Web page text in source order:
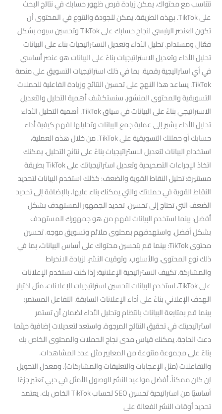
تتناسب مع محتواك. يمكن زيادة فرص ظهور حسابك في نتائج البحث
على TikTok. بهذه الطريقة. يمكن للجودة والتنوع في المحتوى أن
تكون العنصر الرئيسي لنجاح حسابك على TikTok وتحسين سيوه بشكل
فعّال ومستدام. تحليل الأداء وتعديل الاستراتيجيات بناء على البيانات
تحليل الأداء وتعديل الاستراتيجيات بناءً على البيانات هو عنصر أساسي
في أي استراتيجية رقمية. بما في ذلك استراتيجيات التسويق على منصة
TikTok. يساعد هذا النهج على تحسين النتائج وزيادة الفاعلية للحملات
التسويقية والمحتوى المنشور. سنستكشف أهمية التحليل والتعديل
الاستراتيجي بناءً على البيانات في سياق TikTok. أهمية التحليل الأداء:
تحليل الأداء يشير إلى عملية جمع البيانات وتحليلها لفهم كيفية أداء
حسابك أو حملتك التسويقية على TikTok. من خلال هذه العملية،
استخدام البيانات لتعديل الاستراتيجيات بناءً على نتائج التحليل. يمكنك
اتخاذ الإجراءات التصحيحية وتعديل استراتيجياتك على TikTok بطريقة
مستنيرة: تحليل النقاط القوية والضعف: كذلك استخدم البيانات لتحديد
النقاط القوية في حملاتك والتي يمكنك بناء عليها. بالإضافة إلى تحديد
الضعف التي تحتاج إلى تحسين. تحديد الجمهور المستهدف بشكل
أفضل: بينما استخدم البيانات لفهم من هو جمهورك المستهدف
بشكل أفضل. واستهدفهم بمحتوى ملائم وتسويق موجه. تحسين
محتوى TikTok: بينما قم بتحسين محتواك على أساس البيانات، بما في
ذلك نوع المحتوى. والأسلوب. وتوقيت النشر، لزيادة الانخراط
والمشاركة. تكييف الاستراتيجية الإعلانية: إذا كنت تستخدم الإعلانات
على TikTok، استخدم البيانات لتحسين استراتيجيات الإعلانات، مثل اختيار
الهدف الإعلاني بناءً على أداء الإعلانات السابقة. التفاعل المستمر:
بينما قم بمتابعة البيانات بانتظام وتحليل الأداء لضمان أن تستمر
استراتيجيتك في تحقيق النتائج المرجوة. واستعد لتعديلات إضافية حيثما
دعت الحاجة. يمكنك قياس مدى نجاح الحملات والمحتوى الخاص بك
بناءً على مجموعة متنوعة من المعايير مثل عدد المشاهدات.
والتفاعلات (مثل الإعجابات والتعليقات والمشاركات). ومعدل التحويل
إن كان ممكناً. أفضل مواعيد النشر للوصول الأمثل في دبي تعتبر جزءًا
أساسيًا من استراتيجية تحسين SEO لحساب TikTok الخاص بك. يعتمد
تحديد أوقات النشر الفعالة على